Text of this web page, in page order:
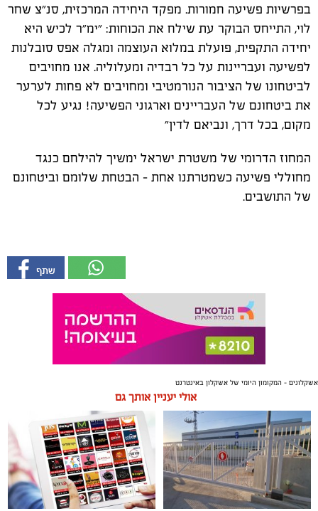
בפרשיות פשיעה חמורות. מפקד היחידה המרכזית, סנ״צ שחר
לוי, התייחס הבוקר עת שילח את הכוחות: ״ימ״ר לכיש היא
יחידה התקפית, פועלת במלוא העוצמה ומגלה אפס סובלנות
לפשיעה ועבריינות על כל רבדיה ומעלוליה. אנו מחויבים
לביטחונו של הציבור הנורמטיבי ומחויבים לא פחות לערער
את ביטחונם של העבריינים וארגוני הפשיעה! נגיע לכל
מקום, בכל דרך, ונביאם לדין״
המחוז הדרומי של משטרת ישראל ימשיך להילחם כנגד
מחוללי פשיעה כשמטרתנו אחת - הבטחת שלומם וביטחונם
של התושבים.
אשקלונים - המקומון היומי של אשקלון באינטרנט
אולי יעניין אותך גם